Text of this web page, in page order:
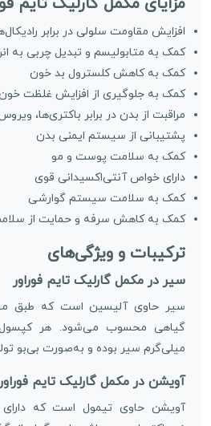
افزایش مقاومت سلولی در برابر
کمک به متابولیسم و تبدیل چربی به
کمک به کاهش کلسترول بد خون
کمک به جلوگیری از افزایش غلظت
مراقبت از بدن در برابر باکتری‌ها،
پشتیبانی از سیستم ایمنی بدن
کمک به سلامت پوست و مو
دارای خواص آنتی‌اکسیدانی قوی
کمک به سلامت سیستم گوارشی
کمک به کاهش سرفه و حمایت از
ترکیبات و ویژگی‌های
سیر در مکمل گارلیک تایم فوراور
سیر حاوی آلیسین است که طبق
میلی‌گرم سیر بوده و به‌صورت بی‌بو
آویشن در مکمل گارلیک تایم
آویشن حاوی تیمول است که